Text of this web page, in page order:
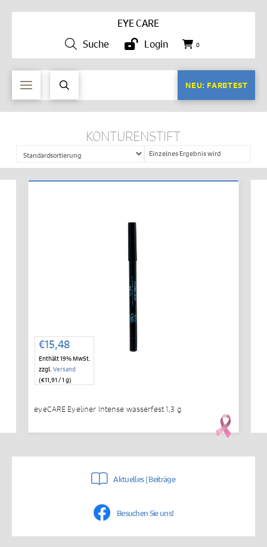
EYE CARE
Suche
Login 0
NEU: FARBTEST
KONTURENSTIFT
Einzelnes Ergebnis wird
angezeigt
€15,48
Enthält 19% MwSt.
zzgl. Versand
(€11,91 / 1 g)
eyeCARE Eyeliner Intense wasserfest 1,3 g
Aktuelles | Beiträge
Besuchen Sie uns!